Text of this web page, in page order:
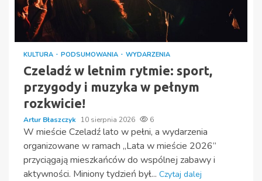
KULTURA PODSUMOWANIA WYDARZENIA
Czeladź w letnim rytmie: sport,
przygody i muzyka w pełnym
rozkwicie!
Artur Błaszczyk 10 sierpnia 2026 6
W mieście Czeladź lato w pełni, a wydarzenia
organizowane w ramach „Lata w mieście 2026”
przyciągają mieszkańców do wspólnej zabawy i
aktywności. Miniony tydzień był... Czytaj dalej